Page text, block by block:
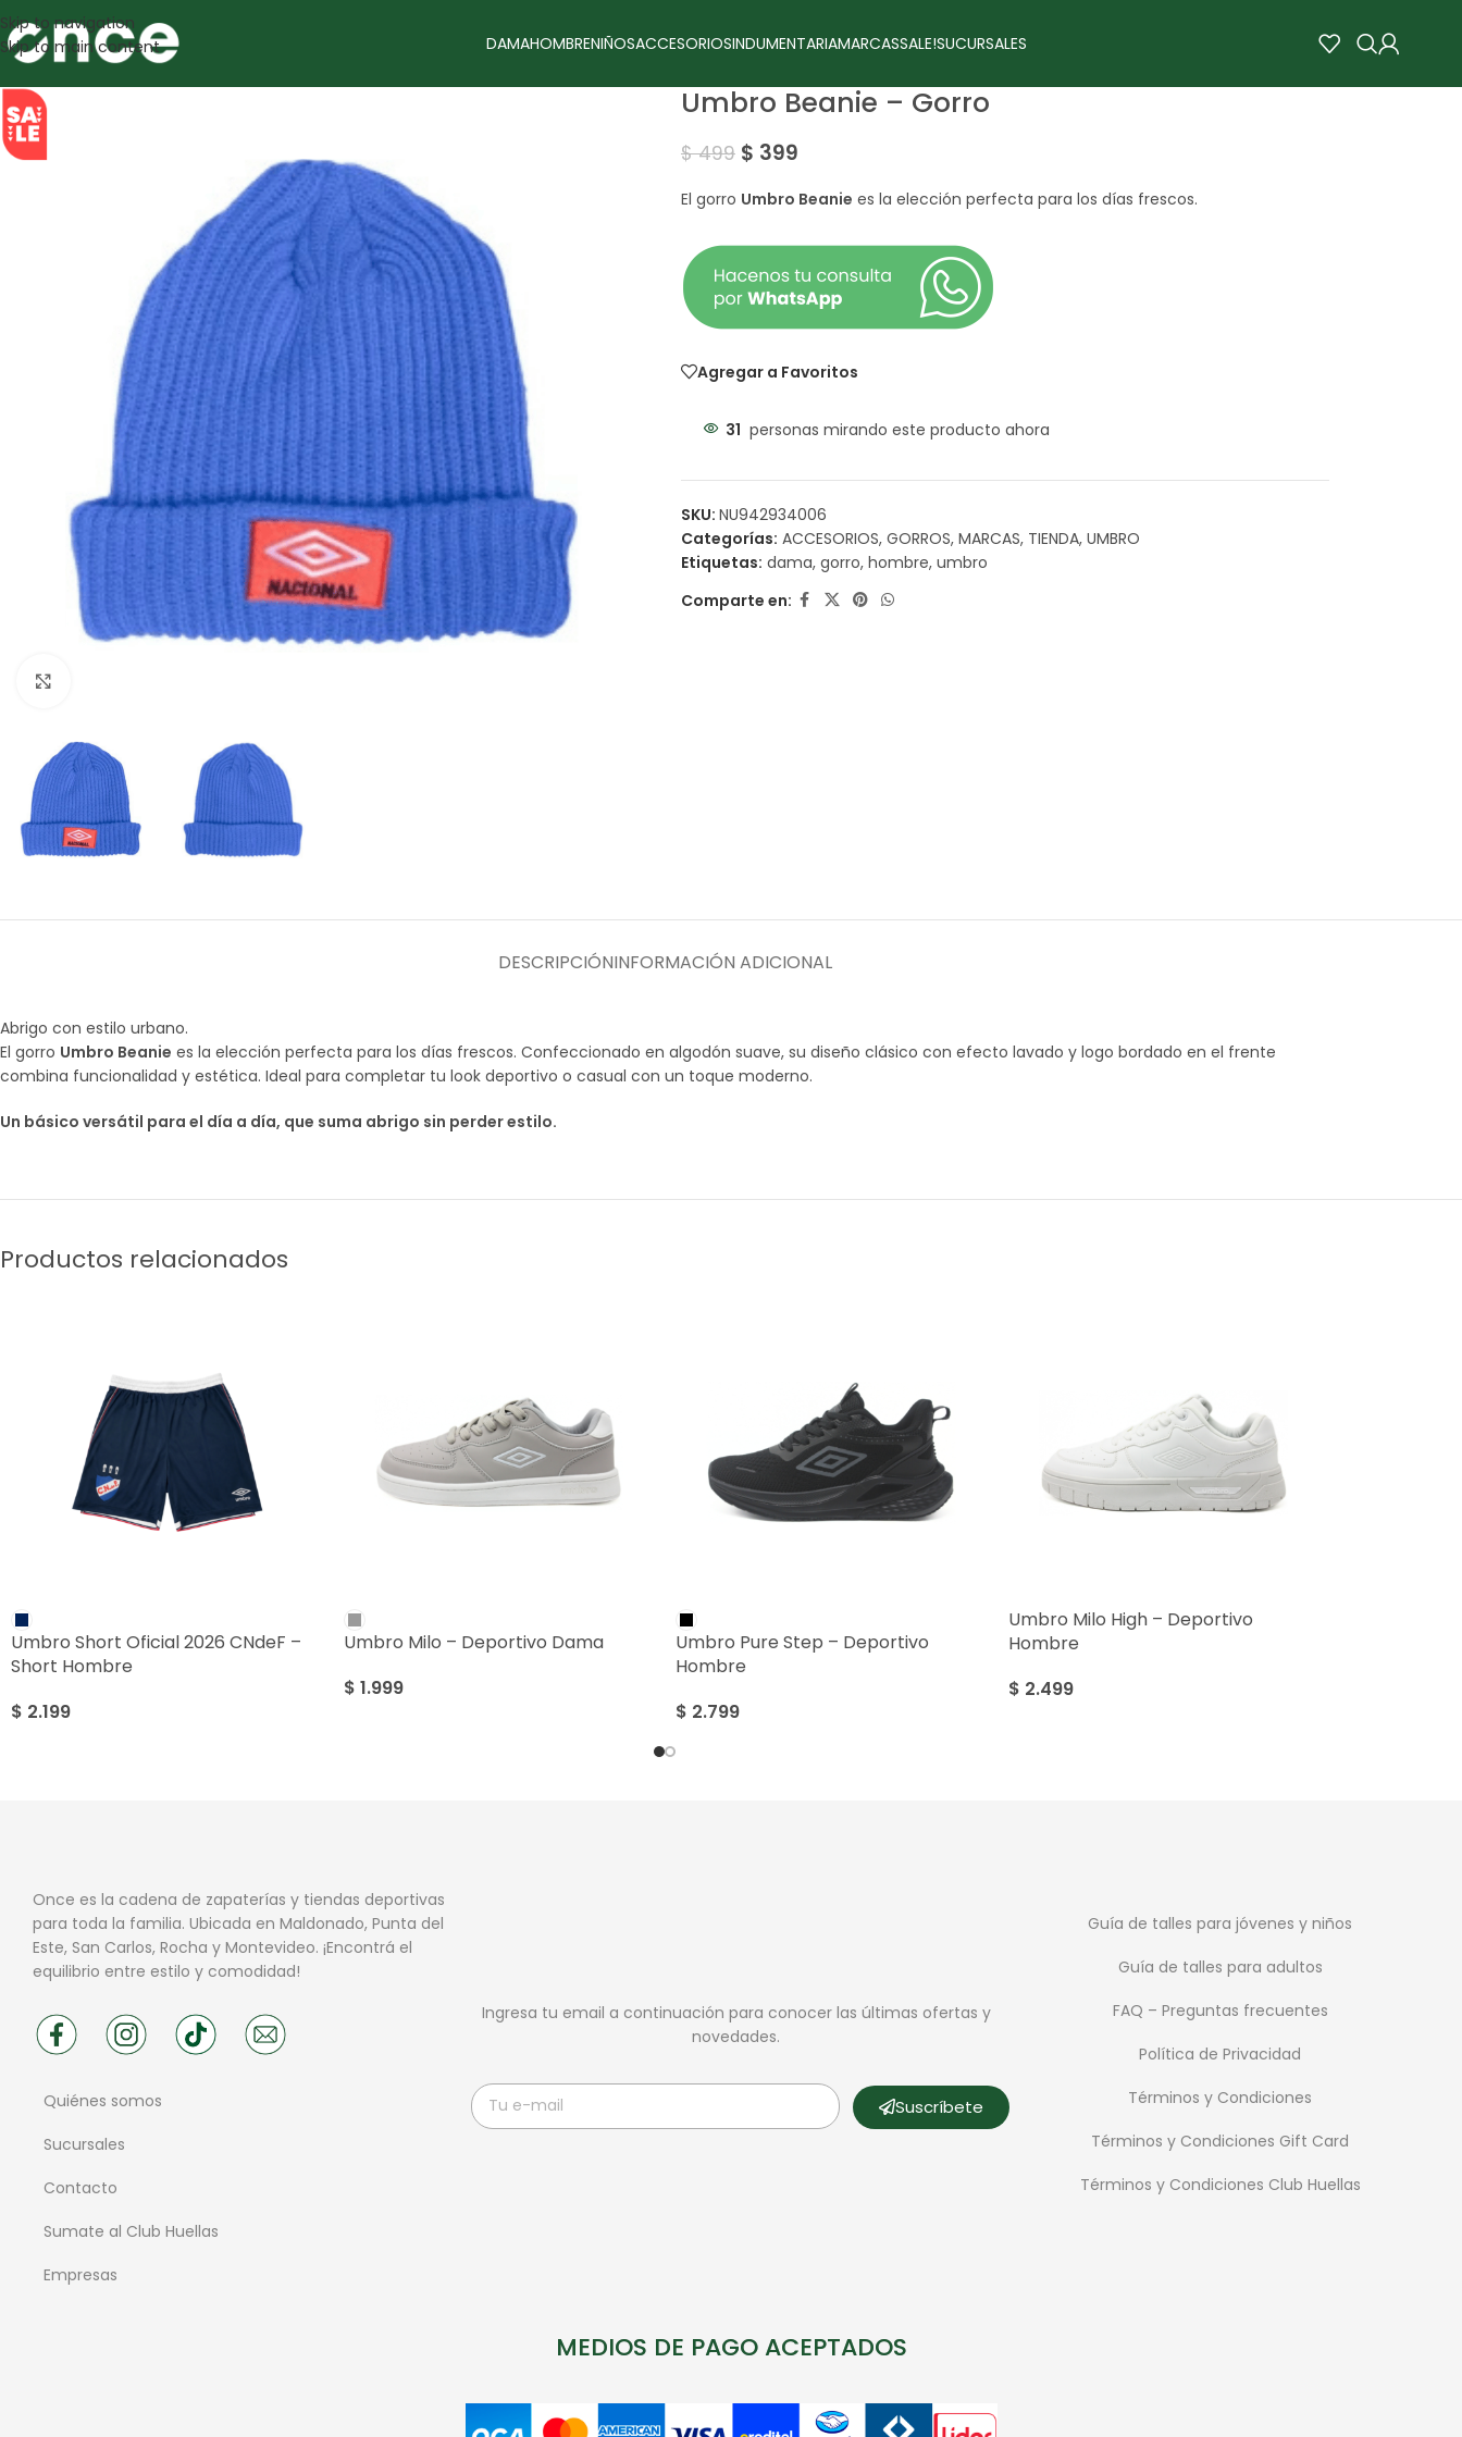
Skip to navigation
Skip to main content
DAMAHOMBRENIÑOSACCESORIOSINDUMENTARIAMARCASSALE!SUCURSALES
SALE Umbro Beanie – Gorro
$499 $ 399
El gorro Umbro Beanie es la elección perfecta para los días frescos.
Agregar a Favoritos
31 personas mirando este producto ahora
SKU: NU942934006
Categorías: ACCESORIOS, GORROS, MARCAS, TIENDA, UMBRO
Etiquetas: dama, gorro, hombre, umbro
Comparte en:
DESCRIPCIÓNINFORMACIÓN ADICIONAL
Abrigo con estilo urbano.
El gorro Umbro Beanie es la elección perfecta para los días frescos. Confeccionado en algodón suave, su diseño clásico con efecto lavado y logo bordado en el frente
combina funcionalidad y estética. Ideal para completar tu look deportivo o casual con un toque moderno.
Un básico versátil para el día a día, que suma abrigo sin perder estilo.
Productos relacionados
Umbro Short Oficial 2026 CNdeF –
Short Hombre
$ 2.199
Umbro Milo – Deportivo Dama
$ 1.999
Umbro Pure Step – Deportivo
Hombre
$ 2.799
Umbro Milo High – Deportivo
Hombre
$ 2.499
Once es la cadena de zapaterías y tiendas deportivas
para toda la familia. Ubicada en Maldonado, Punta del
Este, San Carlos, Rocha y Montevideo. ¡Encontrá el
equilibrio entre estilo y comodidad!
Quiénes somos
Sucursales
Contacto
Sumate al Club Huellas
Empresas
Ingresa tu email a continuación para conocer las últimas ofertas y
novedades.
Suscríbete
Guía de talles para jóvenes y niños
Guía de talles para adultos
FAQ – Preguntas frecuentes
Política de Privacidad
Términos y Condiciones
Términos y Condiciones Gift Card
Términos y Condiciones Club Huellas
MEDIOS DE PAGO ACEPTADOS